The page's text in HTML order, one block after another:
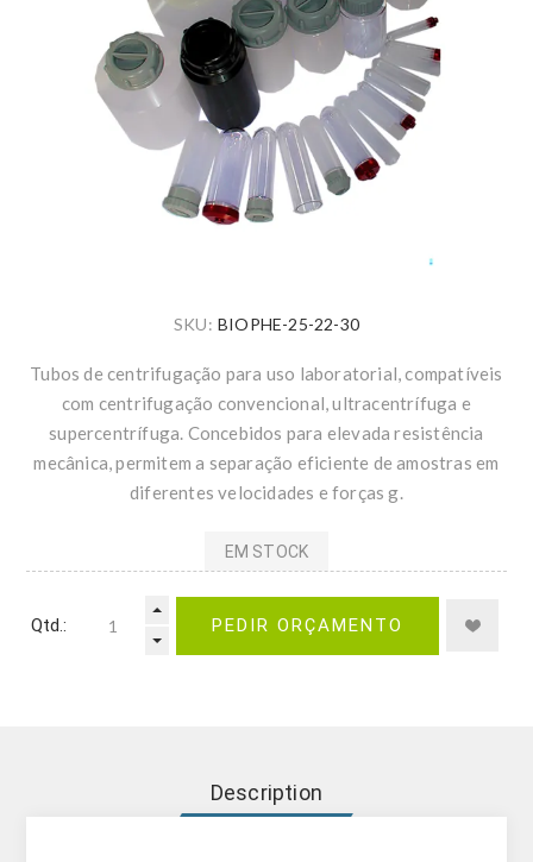
SKU: BIOPHE-25-22-30
Tubos de centrifugação para uso laboratorial, compatíveis
com centrifugação convencional, ultracentrífuga e
supercentrífuga. Concebidos para elevada resistência
mecânica, permitem a separação eficiente de amostras em
diferentes velocidades e forças g.
EM STOCK
Qtd.: PEDIR ORÇAMENTO
Description